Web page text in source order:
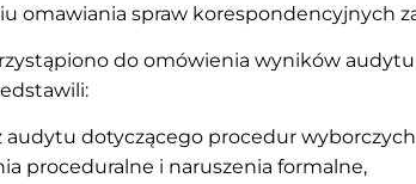
omawiania spraw korespondencyjnych
do omówienia wyników
audytu dotyczącego procedur
proceduralne i naruszenia formalne,